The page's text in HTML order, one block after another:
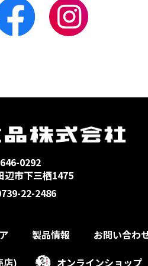
0292
辺市下三栖1475
22-2486
製品情報
お問い合わ
店)
オンラインショップ